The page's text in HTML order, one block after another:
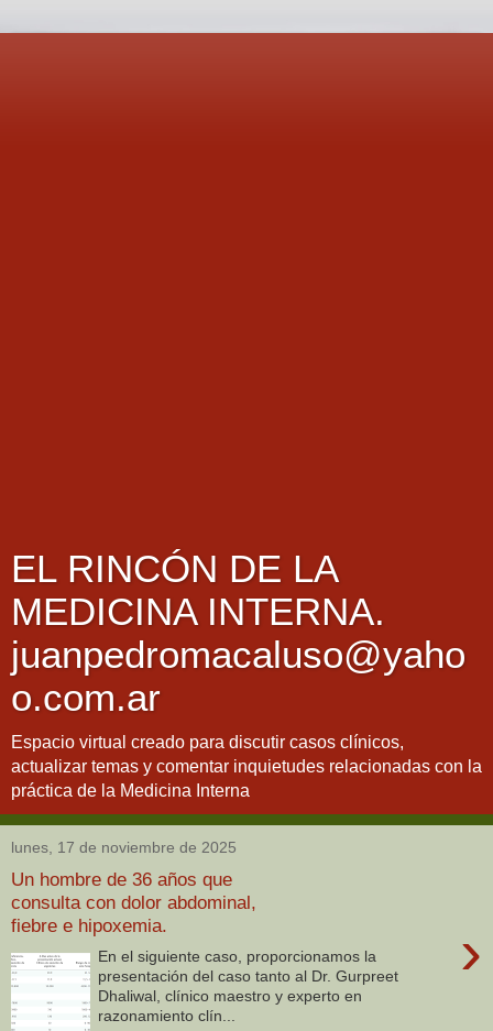
EL RINCÓN DE LA
MEDICINA INTERNA.
juanpedromacaluso@yaho
o.com.ar
Espacio virtual creado para discutir casos clínicos,
actualizar temas y comentar inquietudes relacionadas con la
práctica de la Medicina Interna
lunes, 17 de noviembre de 2025
Un hombre de 36 años que
consulta con dolor abdominal,
fiebre e hipoxemia.
›
En el siguiente caso, proporcionamos la
presentación del caso tanto al Dr. Gurpreet
Dhaliwal, clínico maestro y experto en
razonamiento clín...